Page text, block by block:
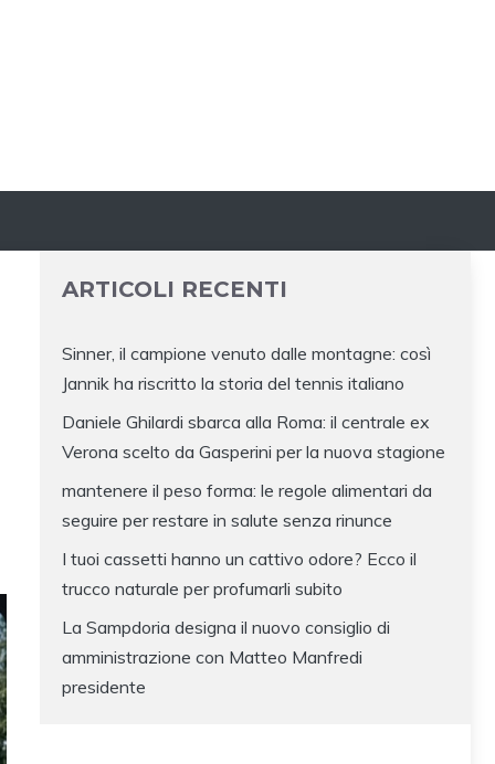
ARTICOLI RECENTI
Sinner, il campione venuto dalle montagne: così
Jannik ha riscritto la storia del tennis italiano
Daniele Ghilardi sbarca alla Roma: il centrale ex
Verona scelto da Gasperini per la nuova stagione
mantenere il peso forma: le regole alimentari da
seguire per restare in salute senza rinunce
I tuoi cassetti hanno un cattivo odore? Ecco il
trucco naturale per profumarli subito
La Sampdoria designa il nuovo consiglio di
amministrazione con Matteo Manfredi
presidente